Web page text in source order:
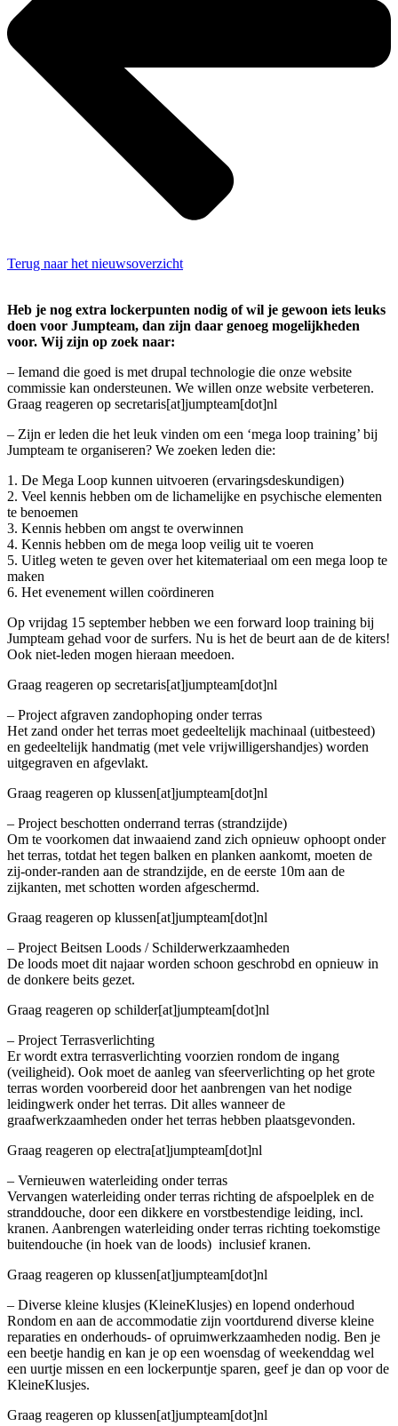
Terug naar het nieuwsoverzicht
Heb je nog extra lockerpunten nodig of wil je gewoon iets leuks
doen voor Jumpteam, dan zijn daar genoeg mogelijkheden
voor. Wij zijn op zoek naar:
– Iemand die goed is met drupal technologie die onze website
commissie kan ondersteunen. We willen onze website verbeteren.
Graag reageren op secretaris[at]jumpteam[dot]nl
– Zijn er leden die het leuk vinden om een ‘mega loop training’ bij
Jumpteam te organiseren? We zoeken leden die:
1. De Mega Loop kunnen uitvoeren (ervaringsdeskundigen)
2. Veel kennis hebben om de lichamelijke en psychische elementen
te benoemen
3. Kennis hebben om angst te overwinnen
4. Kennis hebben om de mega loop veilig uit te voeren
5. Uitleg weten te geven over het kitemateriaal om een mega loop te
maken
6. Het evenement willen coördineren
Op vrijdag 15 september hebben we een forward loop training bij
Jumpteam gehad voor de surfers. Nu is het de beurt aan de de kiters!
Ook niet-leden mogen hieraan meedoen.
Graag reageren op secretaris[at]jumpteam[dot]nl
– Project afgraven zandophoping onder terras
Het zand onder het terras moet gedeeltelijk machinaal (uitbesteed)
en gedeeltelijk handmatig (met vele vrijwilligershandjes) worden
uitgegraven en afgevlakt.
Graag reageren op klussen[at]jumpteam[dot]nl
– Project beschotten onderrand terras (strandzijde)
Om te voorkomen dat inwaaiend zand zich opnieuw ophoopt onder
het terras, totdat het tegen balken en planken aankomt, moeten de
zij-onder-randen aan de strandzijde, en de eerste 10m aan de
zijkanten, met schotten worden afgeschermd.
Graag reageren op klussen[at]jumpteam[dot]nl
– Project Beitsen Loods / Schilderwerkzaamheden
De loods moet dit najaar worden schoon geschrobd en opnieuw in
de donkere beits gezet.
Graag reageren op schilder[at]jumpteam[dot]nl
– Project Terrasverlichting
Er wordt extra terrasverlichting voorzien rondom de ingang
(veiligheid). Ook moet de aanleg van sfeerverlichting op het grote
terras worden voorbereid door het aanbrengen van het nodige
leidingwerk onder het terras. Dit alles wanneer de
graafwerkzaamheden onder het terras hebben plaatsgevonden.
Graag reageren op electra[at]jumpteam[dot]nl
– Vernieuwen waterleiding onder terras
Vervangen waterleiding onder terras richting de afspoelplek en de
stranddouche, door een dikkere en vorstbestendige leiding, incl.
kranen. Aanbrengen waterleiding onder terras richting toekomstige
buitendouche (in hoek van de loods) inclusief kranen.
Graag reageren op klussen[at]jumpteam[dot]nl
– Diverse kleine klusjes (KleineKlusjes) en lopend onderhoud
Rondom en aan de accommodatie zijn voortdurend diverse kleine
reparaties en onderhouds- of opruimwerkzaamheden nodig. Ben je
een beetje handig en kan je op een woensdag of weekenddag wel
een uurtje missen en een lockerpuntje sparen, geef je dan op voor de
KleineKlusjes.
Graag reageren op klussen[at]jumpteam[dot]nl